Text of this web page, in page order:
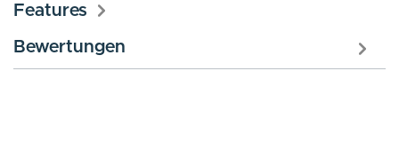
Features
Bewertungen